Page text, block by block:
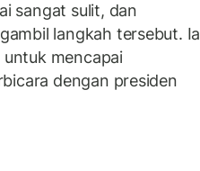
sangat sulit, dan
langkah tersebut. Ia
mencapai
dengan presiden